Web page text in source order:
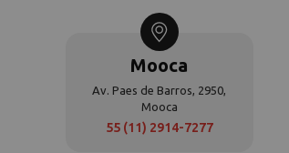
Mooca
Av. Paes de Barros, 2950,
Mooca
55 (11) 2914-7277